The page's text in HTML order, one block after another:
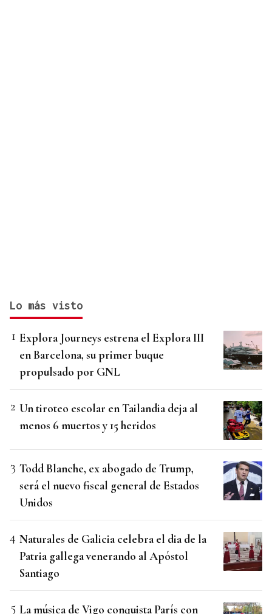
Lo más visto
Explora Journeys estrena el Explora III
en Barcelona, su primer buque
propulsado por GNL
Un tiroteo escolar en Tailandia deja al
menos 6 muertos y 15 heridos
Todd Blanche, ex abogado de Trump,
será el nuevo fiscal general de Estados
Unidos
Naturales de Galicia celebra el dia de la
Patria gallega venerando al Apóstol
Santiago
La música de Vigo conquista París con